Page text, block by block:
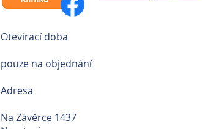
Otevírací doba
pouze na objednání
Adresa
Na Závěrce 1437